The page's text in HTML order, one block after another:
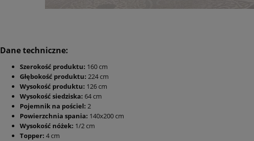
Dane techniczne:
Szerokość produktu: 160 cm
Głębokość produktu: 224 cm
Wysokość produktu: 126 cm
Wysokość siedziska: 64 cm
Pojemnik na pościel: 2
Powierzchnia spania: 140x200 cm
Wysokość nóżek: 1/2 cm
Topper: 4 cm